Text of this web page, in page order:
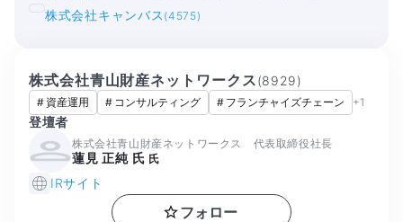
株式会社キャンバス (4575)
株式会社青山財産ネットワークス(8929)
# 資産運用 # コンサルティング # フランチャイズチェーン +1
登壇者
株式会社青山財産ネットワークス 代表取締役社長
蓮見 正純 氏 氏
IRサイト
フォロー